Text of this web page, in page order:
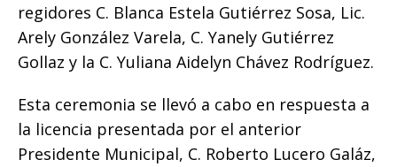
regidores C. Blanca Estela Gutiérrez Sosa, Lic.
Arely González Varela, C. Yanely Gutiérrez
Gollaz y la C. Yuliana Aidelyn Chávez Rodríguez.
Esta ceremonia se llevó a cabo en respuesta a
la licencia presentada por el anterior
Presidente Municipal, C. Roberto Lucero Galáz,